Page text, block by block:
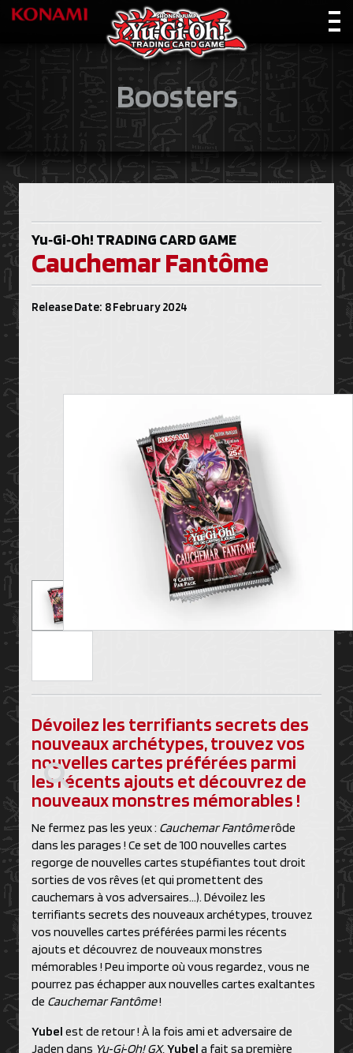
Boosters
Yu‑Gi‑Oh! TRADING CARD GAME
Cauchemar Fantôme
Release Date: 8 February 2024
Dévoilez les terrifiants secrets des
nouveaux archétypes, trouvez vos
nouvelles cartes préférées parmi
les récents ajouts et découvrez de
nouveaux monstres mémorables !
Ne fermez pas les yeux : Cauchemar Fantômerôde
dans les parages ! Ce set de 100 nouvelles cartes
regorge de nouvelles cartes stupéfiantes tout droit
sorties de vos rêves (et qui promettent des
cauchemars à vos adversaires…). Dévoilez les
terrifiants secrets des nouveaux archétypes, trouvez
vos nouvelles cartes préférées parmi les récents
ajouts et découvrez de nouveaux monstres
mémorables ! Peu importe où vous regardez, vous ne
pourrez pas échapper aux nouvelles cartes exaltantes
de Cauchemar Fantôme!
Yubel est de retour ! À la fois ami et adversaire de
Jaden dans Yu‑Gi‑Oh! GX,Yubel a fait sa première